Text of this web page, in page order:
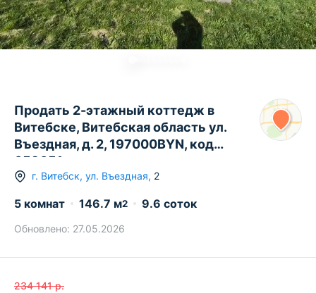
Продать 2-этажный коттедж в
Витебске, Витебская область ул.
Въездная, д. 2, 197000BYN, код
659651
г. Витебск, ул. Въездная, 2
5 комнат 146.7 м2 9.6 соток
Обновлено: 27.05.2026
234 141 р.